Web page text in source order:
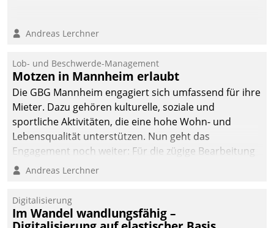
Andreas Lerchner
Lob- und Beschwerde-Management
Motzen in Mannheim erlaubt
Die GBG Mannheim engagiert sich umfassend für ihre
Mieter. Dazu gehören kulturelle, soziale und
sportliche Aktivitäten, die eine hohe Wohn- und
Lebensqualität unterstützen. Nun geht das
Engagement noch weiter: Für die zügige Bearbeitung
von Beschwerden – oder Lob – richtet das
und Beschwerde-Management einen eigenen Kanal
ein.
Andreas Lerchner
Digitalisierung
Im Wandel wandlungsfähig –